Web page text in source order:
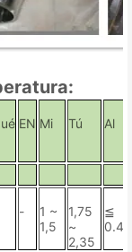
EN Mi Tú Al
-
1 ~
1,5
1,75
~
2,35
≦
0.40